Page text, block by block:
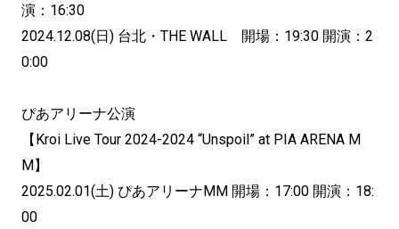
演：16:30
2024.12.08(日) 台北・THE WALL 開場：19:30 開演：2
0:00
ぴあアリーナ公演
【Kroi Live Tour 2024-2024 “Unspoil” at PIA ARENA M
M】
2025.02.01(土) ぴあアリーナMM 開場：17:00 開演：18:
00